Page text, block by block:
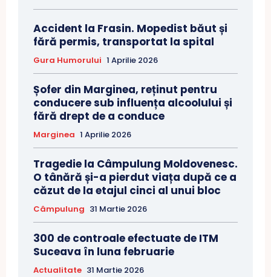
Accident la Frasin. Mopedist băut și
fără permis, transportat la spital
Gura Humorului 1 Aprilie 2026
Șofer din Marginea, reținut pentru
conducere sub influența alcoolului și
fără drept de a conduce
Marginea 1 Aprilie 2026
Tragedie la Câmpulung Moldovenesc.
O tânără și-a pierdut viața după ce a
căzut de la etajul cinci al unui bloc
Câmpulung 31 Martie 2026
300 de controale efectuate de ITM
Suceava în luna februarie
Actualitate 31 Martie 2026